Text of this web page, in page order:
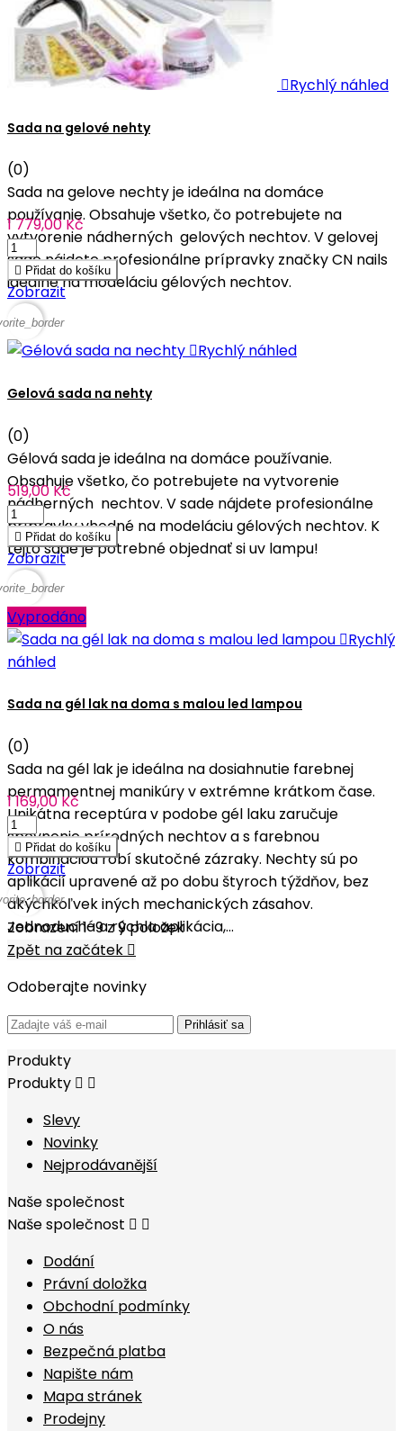
Rychlý náhled
Sada na gelové nehty
(0)
Sada na gelove nechty je ideálna na domáce
používanie. Obsahuje všetko, čo potrebujete na
vytvorenie nádherných gelových nechtov. V gelovej
sade nájdete profesionálne prípravky značky CN nails
ideálne na modeláciu gélových nechtov.
1 779,00 Kč
 Přidat do košíku
Zobrazit
Rychlý náhled
Gelová sada na nehty
(0)
Gélová sada je ideálna na domáce používanie.
Obsahuje všetko, čo potrebujete na vytvorenie
nádherných nechtov. V sade nájdete profesionálne
prípravky vhodné na modeláciu gélových nechtov. K
tejto sade je potrebné objednať si uv lampu!
519,00 Kč
 Přidat do košíku
Zobrazit
Vyprodáno
Rychlý
náhled
Sada na gél lak na doma s malou led lampou
(0)
Sada na gél lak je ideálna na dosiahnutie farebnej
permamentnej manikúry v extrémne krátkom čase.
Unikátna receptúra v podobe gél laku zaručuje
spevnenie prírodných nechtov a s farebnou
kombináciou robí skutočné zázraky. Nechty sú po
aplikácií upravené až po dobu štyroch týždňov, bez
akýchkoľvek iných mechanických zásahov.
Jednoduchá a rýchla aplikácia,...
1 169,00 Kč
 Přidat do košíku
Zobrazit
Zobrazení 1-9 z 9 položek
Zpět na začátek 
Odoberajte novinky
Prihlásiť sa
Produkty
Produkty  
Slevy
Novinky
Nejprodávanější
Naše společnost
Naše společnost  
Dodání
Právní doložka
Obchodní podmínky
O nás
Bezpečná platba
Napište nám
Mapa stránek
Prodejny